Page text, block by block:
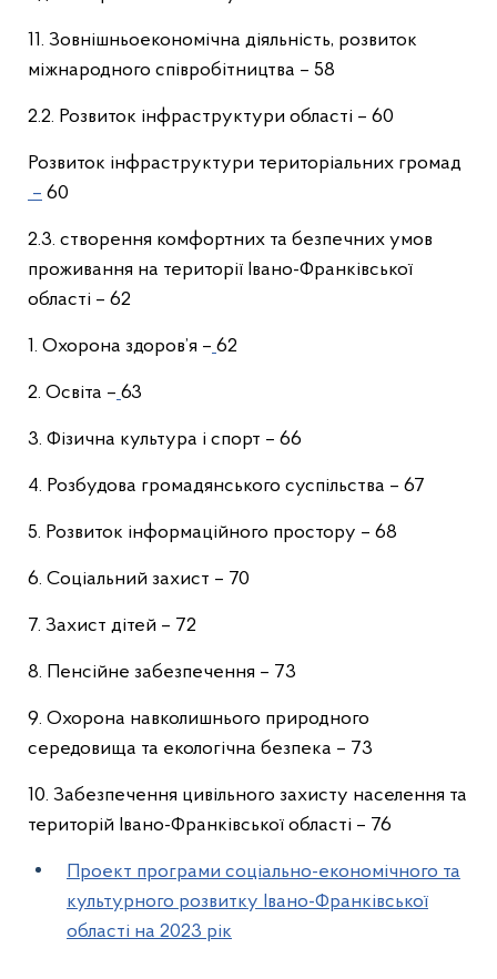
11. Зовнішньоекономічна діяльність, розвиток
міжнародного співробітництва – 58
2.2. Розвиток інфраструктури області – 60
Розвиток інфраструктури територіальних громад
– 60
2.3. створення комфортних та безпечних умов
проживання на території Івано-Франківської
області – 62
1. Охорона здоров’я – 62
2. Освіта – 63
3. Фізична культура і спорт – 66
4. Розбудова громадянського суспільства – 67
5. Розвиток інформаційного простору – 68
6. Соціальний захист – 70
7. Захист дітей – 72
8. Пенсійне забезпечення – 73
9. Охорона навколишнього природного
середовища та екологічна безпека – 73
10. Забезпечення цивільного захисту населення та
територій Івано-Франківської області – 76
Проект програми соціально-економічного та
культурного розвитку Івано-Франківської
області на 2023 рік